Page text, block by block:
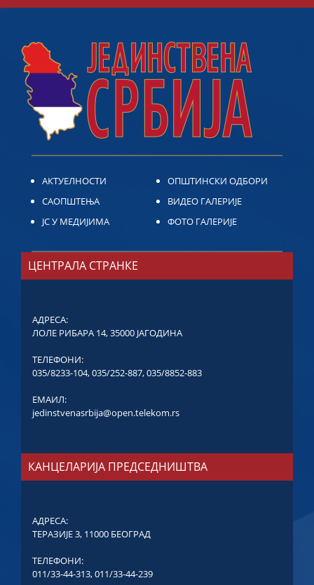
АКТУЕЛНОСТИ
САОПШТЕЊА
ЈС У МЕДИЈИМА
ОПШТИНСКИ ОДБОРИ
ВИДЕО ГАЛЕРИЈЕ
ФОТО ГАЛЕРИЈЕ
ЦЕНТРАЛА СТРАНКЕ
АДРЕСА:
ЛОЛЕ РИБАРА 14, 35000 ЈАГОДИНА
ТЕЛЕФОНИ:
035/8233-104,035/252-887,035/8852-883
ЕМАИЛ:
jedinstvenasrbija@open.telekom.rs
КАНЦЕЛАРИЈА ПРЕДСЕДНИШТВА
АДРЕСА:
ТЕРАЗИЈЕ 3, 11000 БЕОГРАД
ТЕЛЕФОНИ:
011/33-44-313,011/33-44-239